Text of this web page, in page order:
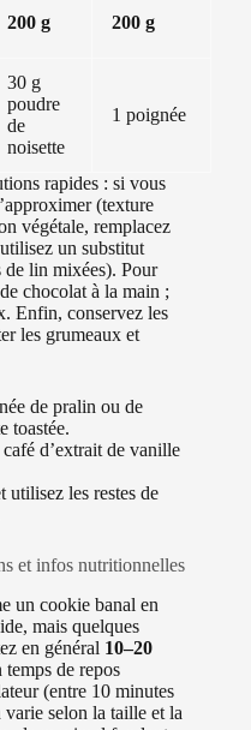
200 g 200 g
30 g
poudre
de
noisette
1 poignée
rapides : si vous
(texture
végétale, remplacez
un substitut
lin mixées). Pour
chocolat à la main ;
Enfin, conservez les
les grumeaux et
de pralin ou de
toastée.
d’extrait de vanille
utilisez les restes de
et infos nutritionnelles
un cookie banal en
mais quelques
en général 10–20
de repos
(entre 10 minutes
selon la taille et la